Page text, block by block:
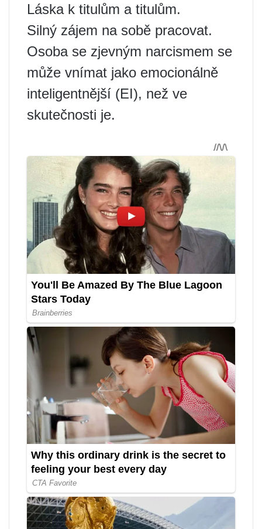
Láska k titulům a titulům.
Silný zájem na sobě pracovat.
Osoba se zjevným narcismem se
může vnímat jako emocionálně
inteligentnější (EI), než ve
skutečnosti je.